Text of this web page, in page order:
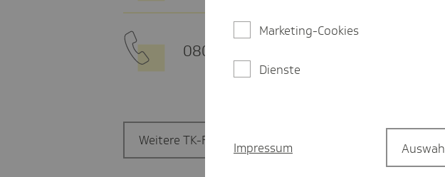
0800 - 285 85 85
Weitere TK-Filiale finden
Marketing-Cookies
Dienste
Impressum